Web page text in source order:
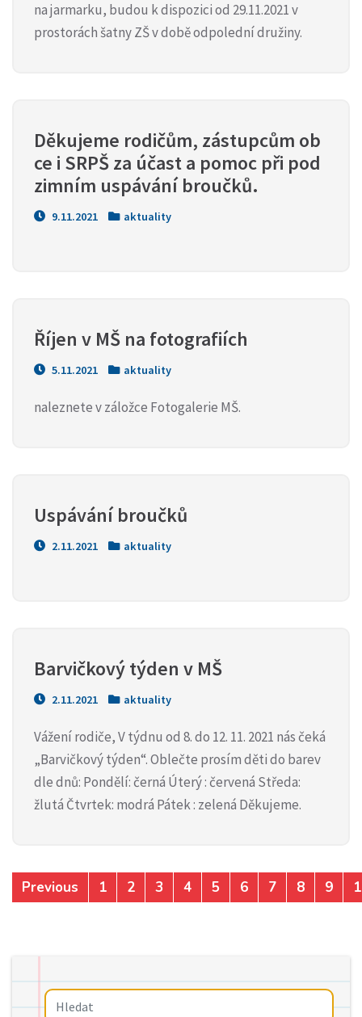
na jarmarku, budou k dispozici od 29.11.2021 v
prostorách šatny ZŠ v době odpolední družiny.
Děkujeme rodičům, zástupcům ob
ce i SRPŠ za účast a pomoc při pod
zimním uspávání broučků.
9.11.2021 aktuality
Říjen v MŠ na fotografiích
5.11.2021 aktuality
naleznete v záložce Fotogalerie MŠ.
Uspávání broučků
2.11.2021 aktuality
Barvičkový týden v MŠ
2.11.2021 aktuality
Vážení rodiče, V týdnu od 8. do 12. 11. 2021 nás čeká
„Barvičkový týden“. Oblečte prosím děti do barev
dle dnů: Pondělí: černá Úterý : červená Středa:
žlutá Čtvrtek: modrá Pátek : zelená Děkujeme.
Previous 1 2 3 4 5 6 7 8 9